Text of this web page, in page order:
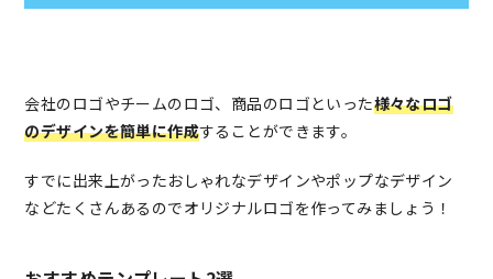
会社のロゴやチームのロゴ、商品のロゴといった様々なロゴ
のデザインを簡単に作成することができます。
すでに出来上がったおしゃれなデザインやポップなデザイン
などたくさんあるのでオリジナルロゴを作ってみましょう！